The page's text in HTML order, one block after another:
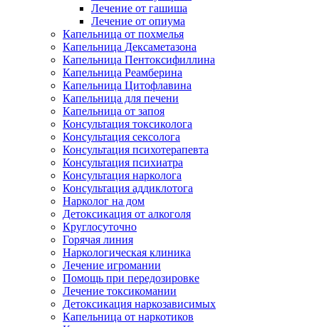
Лечение от гашиша
Лечение от опиума
Капельница от похмелья
Капельница Дексаметазона
Капельница Пентоксифиллина
Капельница Реамберина
Капельница Цитофлавина
Капельница для печени
Капельница от запоя
Консультация токсиколога
Консультация сексолога
Консультация психотерапевта
Консультация психиатра
Консультация нарколога
Консультация аддиклотога
Нарколог на дом
Детоксикация от алкоголя
Круглосуточно
Горячая линия
Наркологическая клиника
Лечение игромании
Помощь при передозировке
Лечение токсикомании
Детоксикация наркозависимых
Капельница от наркотиков